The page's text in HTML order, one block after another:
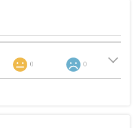
0 0